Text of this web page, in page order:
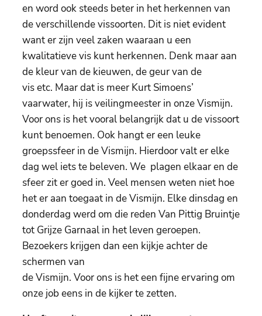
en word ook steeds beter in het herkennen van
de verschillende vissoorten. Dit is niet evident
want er zijn veel zaken waaraan u een
kwalitatieve vis kunt herkennen. Denk maar aan
de kleur van de kieuwen, de geur van de
vis etc. Maar dat is meer Kurt Simoens’
vaarwater, hij is veilingmeester in onze Vismijn.
Voor ons is het vooral belangrijk dat u de vissoort
kunt benoemen. Ook hangt er een leuke
groepssfeer in de Vismijn. Hierdoor valt er elke
dag wel iets te beleven. We plagen elkaar en de
sfeer zit er goed in. Veel mensen weten niet hoe
het er aan toegaat in de Vismijn. Elke dinsdag en
donderdag werd om die reden Van Pittig Bruintje
tot Grijze Garnaal in het leven geroepen.
Bezoekers krijgen dan een kijkje achter de
schermen van
de Vismijn. Voor ons is het een fijne ervaring om
onze job eens in de kijker te zetten.